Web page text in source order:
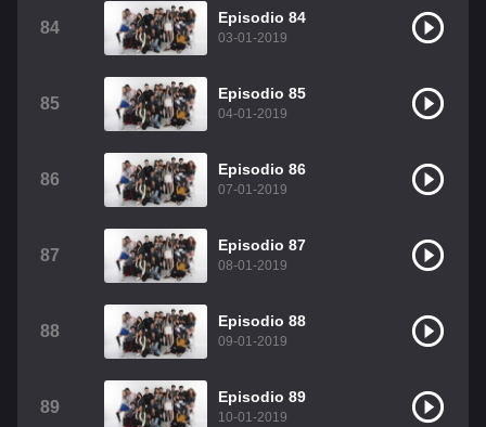
84
Episodio 84
03-01-2019
85
Episodio 85
04-01-2019
86
Episodio 86
07-01-2019
87
Episodio 87
08-01-2019
88
Episodio 88
09-01-2019
89
Episodio 89
10-01-2019